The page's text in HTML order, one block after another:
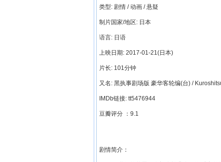
类型: 剧情 / 动画 / 悬疑
制片国家/地区: 日本
语言: 日语
上映日期: 2017-01-21(日本)
片长: 101分钟
又名: 黑执事剧场版 豪华客轮编(台) /
IMDb链接: tt5476944
豆瓣评分 ：9.1
剧情简介：